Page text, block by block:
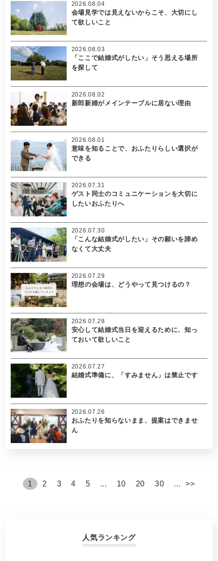
会場見学では見えないからこそ、大切にし
て欲しいこと
2026.08.04
「ここで結婚式がしたい」そう思える場所
を探して
2026.08.03
新郎新婦がメインテーブルに居ない理由
2026.08.02
意味を知ることで、おふたりらしい選択が
できる
2026.08.01
ゲスト同士のコミュニケーションを大切に
したいおふたりへ
2026.07.31
「こんな結婚式がしたい」その願いを諦め
なくて大丈夫
2026.07.30
理想の会場は、どうやって見つけるの？
2026.07.29
安心して結婚式当日を迎えるために、知っ
ておいて欲しいこと
2026.07.28
結婚式準備に、「すみません」は禁止です
2026.07.27
おふたりを知らないまま、提案はできませ
ん
2026.07.26
1 2 3 4 5 ... 10 20 30 ... >>
人気ランキング